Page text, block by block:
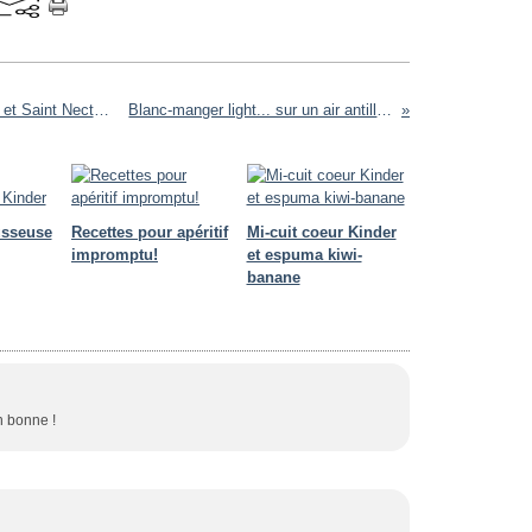
Velouté de fenouil, poire caramélisées et Saint Nectaire Blanc-manger light... sur un air antillais
Recettes pour apéritif
impromptu!
Mi-cuit coeur Kinder
et espuma kiwi-
banane
bonne !